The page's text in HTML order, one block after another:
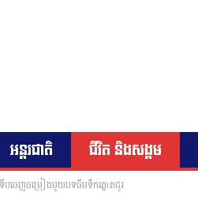
អន្តរជាតិ ជីវិត និងសង្គម
ើបចេញចម្រៀងមួយបទធីមទឹកត្នោតជូរ